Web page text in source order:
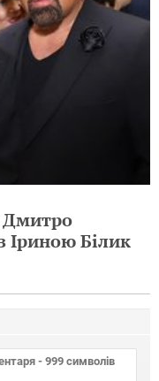
Дмитро
Іриною Білик